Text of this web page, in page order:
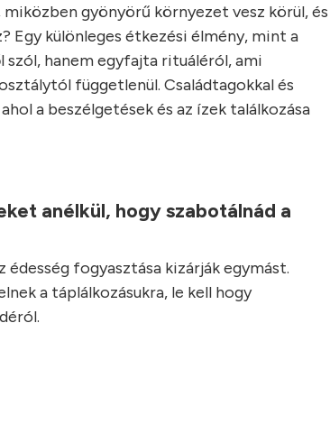
gyönyörű környezet vesz körül, és
Egy különleges étkezési élmény, mint a
szól, hanem egyfajta rituáléról, ami
függetlenül. Családtagokkal és
a beszélgetések és az ízek találkozása
anélkül, hogy szabotálnád a
édesség fogyasztása kizárják egymást.
a táplálkozásukra, le kell hogy